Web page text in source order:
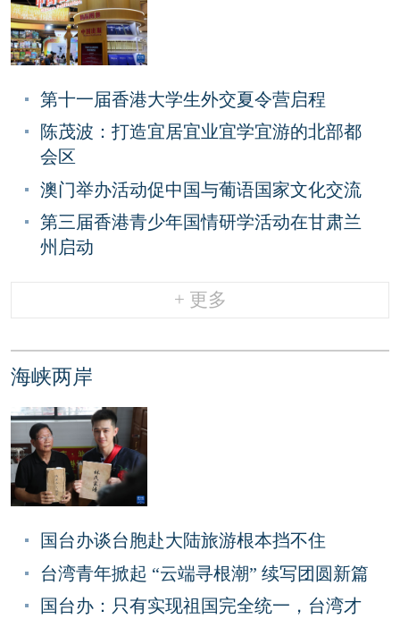
第十一届香港大学生外交夏令营启程
陈茂波：打造宜居宜业宜学宜游的北部都
会区
澳门举办活动促中国与葡语国家文化交流
第三届香港青少年国情研学活动在甘肃兰
州启动
+ 更多
海峡两岸
国台办谈台胞赴大陆旅游根本挡不住
台湾青年掀起 “云端寻根潮” 续写团圆新篇
国台办：只有实现祖国完全统一，台湾才